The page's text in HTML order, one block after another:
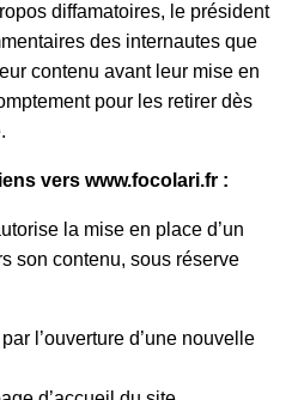
diffamatoires, le président
des internautes que
contenu avant leur mise en
pour les retirer dès
vers www.focolari.fr :
la mise en place d’un
son contenu, sous réserve
l’ouverture d’une nouvelle